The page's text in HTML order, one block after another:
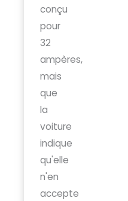
conçu
pour
32
ampères,
mais
que
la
voiture
indique
qu'elle
n'en
accepte